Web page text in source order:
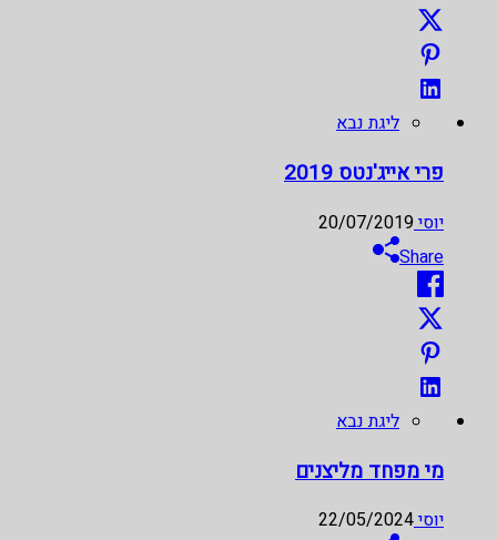
ליגת נבא
פרי אייג'נטס 2019
יוסי20/07/2019
Share
ליגת נבא
מי מפחד מליצנים
יוסי22/05/2024